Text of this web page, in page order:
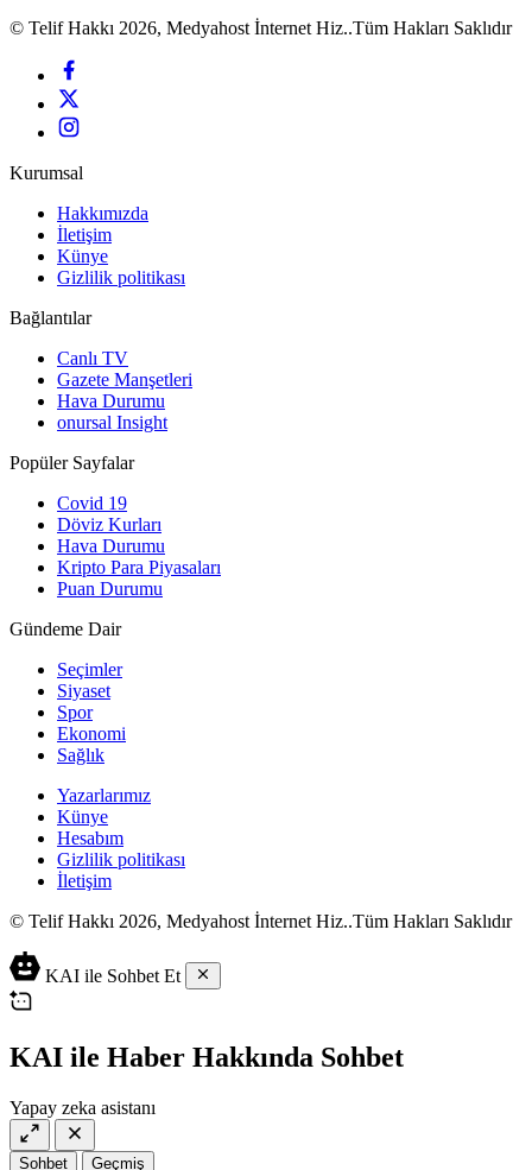
© Telif Hakkı 2026, Medyahost İnternet Hiz..Tüm Hakları Saklıdır
Kurumsal
Hakkımızda
İletişim
Künye
Gizlilik politikası
Bağlantılar
Canlı TV
Gazete Manşetleri
Hava Durumu
onursal Insight
Popüler Sayfalar
Covid 19
Döviz Kurları
Hava Durumu
Kripto Para Piyasaları
Puan Durumu
Gündeme Dair
Seçimler
Siyaset
Spor
Ekonomi
Sağlık
Yazarlarımız
Künye
Hesabım
Gizlilik politikası
İletişim
© Telif Hakkı 2026, Medyahost İnternet Hiz..Tüm Hakları Saklıdır
casino
siteleri
casino
2023
lordcasino
canlı
casino
siteleri
iyi
casino
vdcasino
vdcasino
giriş
ev
yapımı
salça
KAI ile Sohbet Et
KAI ile Haber Hakkında Sohbet
Yapay zeka asistanı
Sohbet Geçmiş